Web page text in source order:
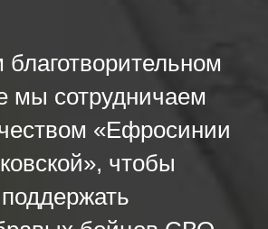
мы сотрудничаем
«Ефросинии
чтобы
поддержать